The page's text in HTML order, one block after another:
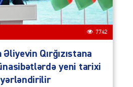
7742
Qırğızıstana
yeni tarixi